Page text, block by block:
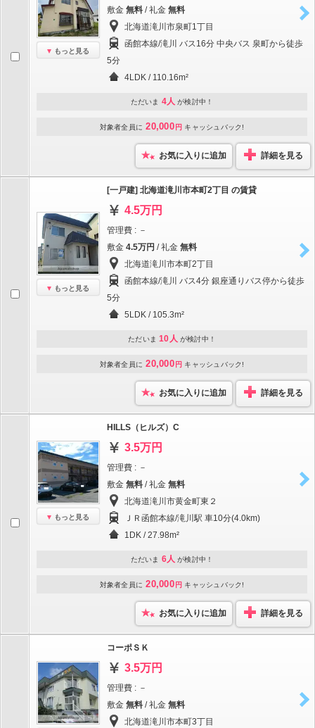
もっと見る
敷金 無料 / 礼金 無料
北海道滝川市泉町1丁目
函館本線/滝川 バス16分 中央バス 泉町から徒歩
5分
4LDK / 110.16m²
ただいま 4人 が検討中！
対象者全員に 20,000 円 キャッシュバック!
お気に入りに追加 詳細を見る
もっと見る
[一戸建] 北海道滝川市本町2丁目 の賃貸
4.5万円
管理費 : －
敷金 4.5万円 / 礼金 無料
北海道滝川市本町2丁目
函館本線/滝川 バス4分 銀座通りバス停から徒歩
5分
5LDK / 105.3m²
ただいま 10人 が検討中！
対象者全員に 20,000 円 キャッシュバック!
お気に入りに追加 詳細を見る
もっと見る
HILLS（ヒルズ）C
3.5万円
管理費 : －
敷金 無料 / 礼金 無料
北海道滝川市黄金町東２
ＪＲ函館本線/滝川駅 車10分(4.0km)
1DK / 27.98m²
ただいま 6人 が検討中！
対象者全員に 20,000 円 キャッシュバック!
お気に入りに追加 詳細を見る
コーポＳＫ
3.5万円
管理費 : －
敷金 無料 / 礼金 無料
北海道滝川市本町3丁目